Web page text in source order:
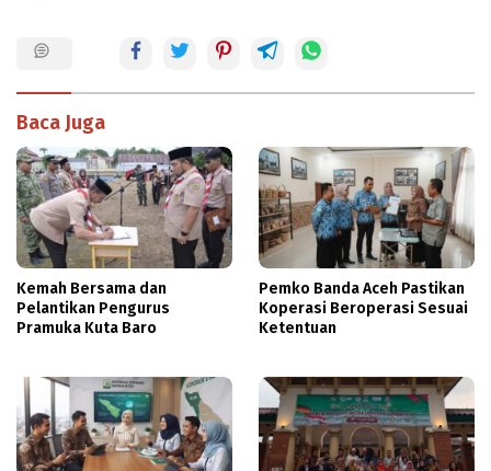
Baca Juga
Kemah Bersama dan
Pelantikan Pengurus
Pramuka Kuta Baro
Pemko Banda Aceh Pastikan
Koperasi Beroperasi Sesuai
Ketentuan